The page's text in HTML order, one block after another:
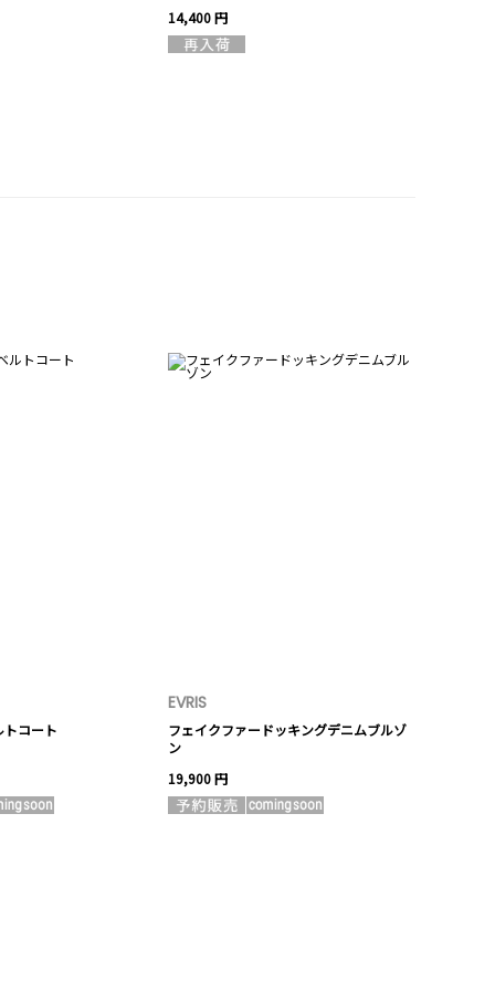
14,400 円
コート
EVRIS
フェイクファードッキングデニムブルゾ
ン
19,900 円